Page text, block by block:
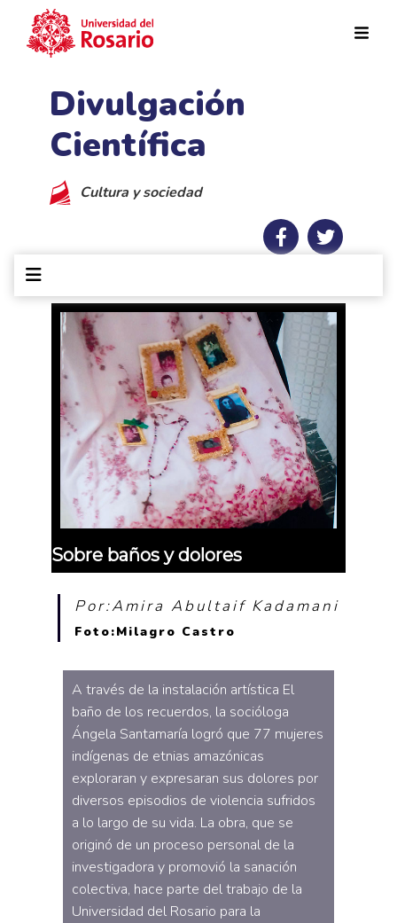
Divulgación
Científica
Cultura y sociedad
Sobre baños y dolores
Por:Amira Abultaif Kadamani
Foto:Milagro Castro
A través de la instalación artística El
baño de los recuerdos, la socióloga
Ángela Santamaría logró que 77 mujeres
indígenas de etnias amazónicas
exploraran y expresaran sus dolores por
diversos episodios de violencia sufridos
a lo largo de su vida. La obra, que se
originó de un proceso personal de la
investigadora y promovió la sanación
colectiva, hace parte del trabajo de la
Universidad del Rosario para la